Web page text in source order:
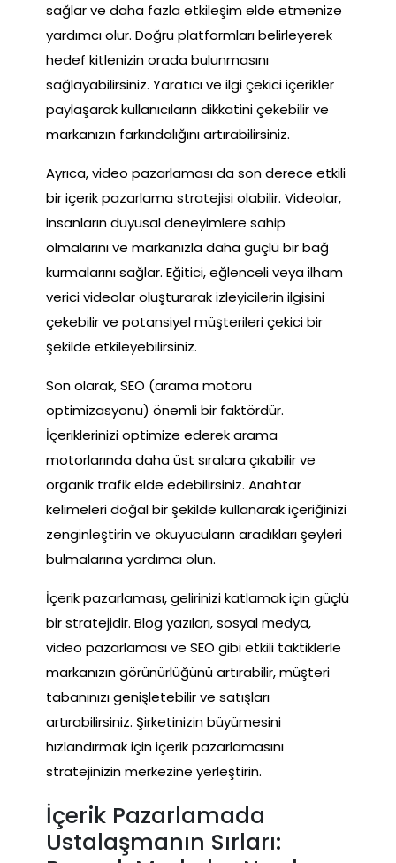
sağlar ve daha fazla etkileşim elde etmenize
yardımcı olur. Doğru platformları belirleyerek
hedef kitlenizin orada bulunmasını
sağlayabilirsiniz. Yaratıcı ve ilgi çekici içerikler
paylaşarak kullanıcıların dikkatini çekebilir ve
markanızın farkındalığını artırabilirsiniz.
Ayrıca, video pazarlaması da son derece etkili
bir içerik pazarlama stratejisi olabilir. Videolar,
insanların duyusal deneyimlere sahip
olmalarını ve markanızla daha güçlü bir bağ
kurmalarını sağlar. Eğitici, eğlenceli veya ilham
verici videolar oluşturarak izleyicilerin ilgisini
çekebilir ve potansiyel müşterileri çekici bir
şekilde etkileyebilirsiniz.
Son olarak, SEO (arama motoru
optimizasyonu) önemli bir faktördür.
İçeriklerinizi optimize ederek arama
motorlarında daha üst sıralara çıkabilir ve
organik trafik elde edebilirsiniz. Anahtar
kelimeleri doğal bir şekilde kullanarak içeriğinizi
zenginleştirin ve okuyucuların aradıkları şeyleri
bulmalarına yardımcı olun.
İçerik pazarlaması, gelirinizi katlamak için güçlü
bir stratejidir. Blog yazıları, sosyal medya,
video pazarlaması ve SEO gibi etkili taktiklerle
markanızın görünürlüğünü artırabilir, müşteri
tabanınızı genişletebilir ve satışları
artırabilirsiniz. Şirketinizin büyümesini
hızlandırmak için içerik pazarlamasını
stratejinizin merkezine yerleştirin.
İçerik Pazarlamada
Ustalaşmanın Sırları: